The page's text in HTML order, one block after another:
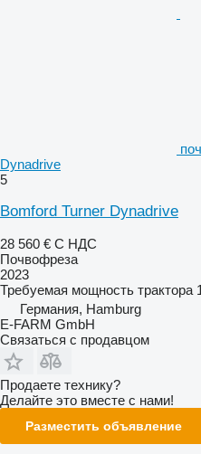
Dynadrive
5
Bomford Turner Dynadrive
28 560 € С НДС
Почвофреза
2023
Требуемая мощность трактора
Германия, Hamburg
E-FARM GmbH
Связаться с продавцом
Продаете технику?
Делайте это вместе с нами!
Разместить объявление